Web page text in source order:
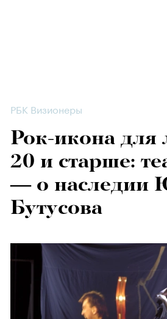
РБК Визионеры
Рок-икона для
20 и старше:
— о наследии
Бутусова